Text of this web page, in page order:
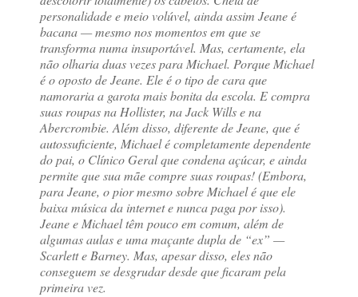
personalidade e meio volúvel, ainda assim Jeane é
bacana — mesmo nos momentos em que se
transforma numa insuportável. Mas, certamente, ela
não olharia duas vezes para Michael. Porque Michael
é o oposto de Jeane. Ele é o tipo de cara que
namoraria a garota mais bonita da escola. E compra
suas roupas na Hollister, na Jack Wills e na
Abercrombie. Além disso, diferente de Jeane, que é
autossuficiente, Michael é completamente dependente
do pai, o Clínico Geral que condena açúcar, e ainda
permite que sua mãe compre suas roupas! (Embora,
para Jeane, o pior mesmo sobre Michael é que ele
baixa música da internet e nunca paga por isso).
Jeane e Michael têm pouco em comum, além de
algumas aulas e uma maçante dupla de “ex” —
Scarlett e Barney. Mas, apesar disso, eles não
conseguem se desgrudar desde que ficaram pela
primeira vez.